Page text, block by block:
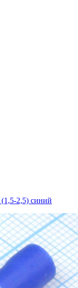
2,5) синий